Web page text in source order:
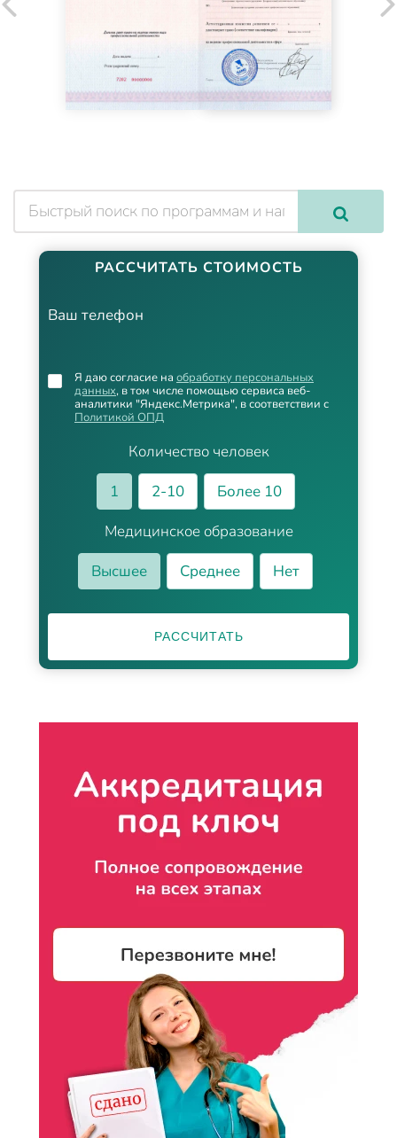
РАССЧИТАТЬ СТОИМОСТЬ
Ваш телефон
Количество человек
1
2-10
Более 10
Медицинское образование
Высшее
Среднее Нет
Я даю согласие на обработку персональных
данных, в том числе помощью сервиса веб-
аналитики "Яндекс.Метрика", в соответствии с
Политикой ОПД
РАССЧИТАТЬ